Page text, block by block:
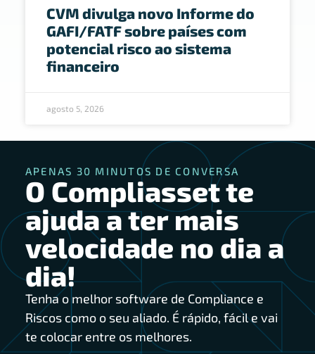
CVM divulga novo Informe do
GAFI/FATF sobre países com
potencial risco ao sistema
financeiro
agosto 5, 2026
APENAS 30 MINUTOS DE CONVERSA
O Compliasset te
ajuda a ter mais
velocidade no dia a
dia!
Tenha o melhor software de Compliance e
Riscos como o seu aliado. É rápido, fácil e vai
te colocar entre os melhores.